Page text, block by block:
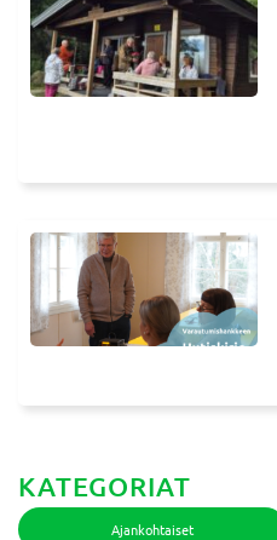
KATEGORIAT
Ajankohtaiset